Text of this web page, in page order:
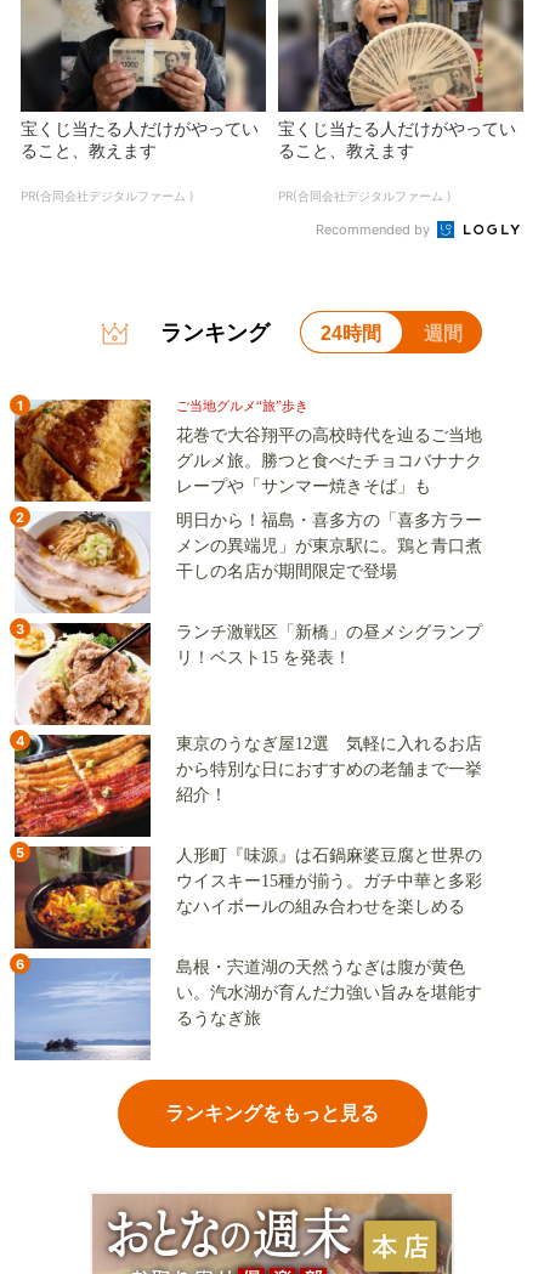
宝くじ当たる人だけがやってい
ること、教えます
PR(合同会社デジタルファーム )
宝くじ当たる人だけがやってい
ること、教えます
PR(合同会社デジタルファーム )
Recommended by
ランキング 24時間 週間
1 ご当地グルメ“旅”歩き
花巻で大谷翔平の高校時代を辿るご当地
グルメ旅。勝つと食べたチョコバナナク
レープや「サンマー焼きそば」も
2
明日から！福島・喜多方の「喜多方ラー
メンの異端児」が東京駅に。鶏と青口煮
干しの名店が期間限定で登場
3
ランチ激戦区「新橋」の昼メシグランプ
リ！ベスト15 を発表！
4
東京のうなぎ屋12選 気軽に入れるお店
から特別な日におすすめの老舗まで一挙
紹介！
5
人形町『味源』は石鍋麻婆豆腐と世界の
ウイスキー15種が揃う。ガチ中華と多彩
なハイボールの組み合わせを楽しめる
6
島根・宍道湖の天然うなぎは腹が黄色
い。汽水湖が育んだ力強い旨みを堪能す
るうなぎ旅
ランキングをもっと見る